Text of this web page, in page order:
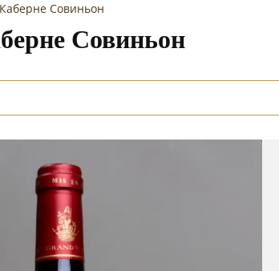
Совиньон
Совиньон